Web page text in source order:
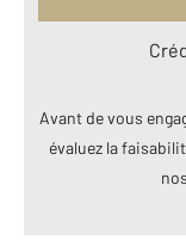
Avant de vous
évaluez la